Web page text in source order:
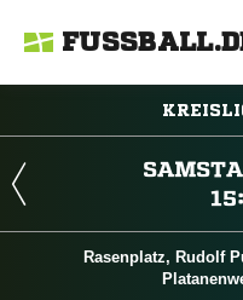
Rasenplatz, Rudolf